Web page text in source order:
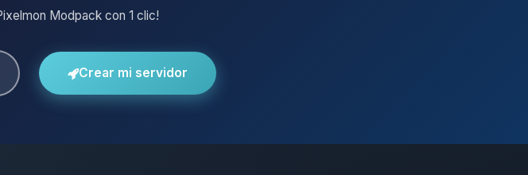
Modpack con 1 clic!
Crear mi servidor